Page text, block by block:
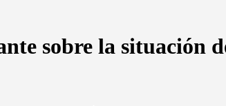
sobre la situación